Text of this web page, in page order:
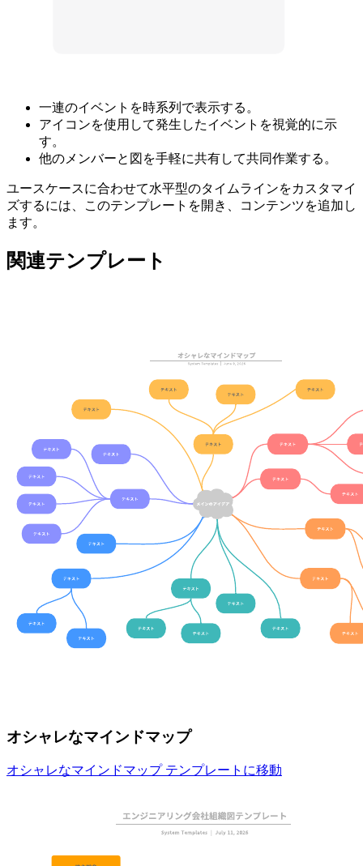
一連のイベントを時系列で表示する。
アイコンを使用して発生したイベントを視覚的に示
す。
他のメンバーと図を手軽に共有して共同作業する。
ユースケースに合わせて水平型のタイムラインをカスタマイ
ズするには、このテンプレートを開き、コンテンツを追加し
ます。
関連テンプレート
オシャレなマインドマップ
オシャレなマインドマップ テンプレートに移動